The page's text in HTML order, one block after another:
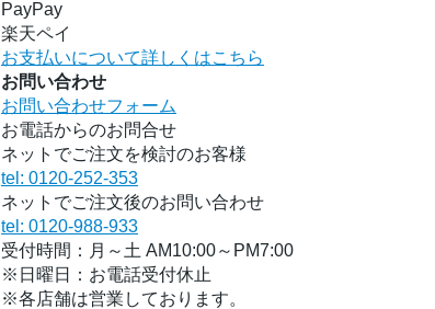
PayPay
楽天ペイ
お支払いについて詳しくはこちら
お問い合わせ
お問い合わせフォーム
お電話からのお問合せ
ネットでご注文を検討のお客様
tel: 0120-252-353
ネットでご注文後のお問い合わせ
tel: 0120-988-933
受付時間：月～土 AM10:00～PM7:00
※日曜日：お電話受付休止
※各店舗は営業しております。